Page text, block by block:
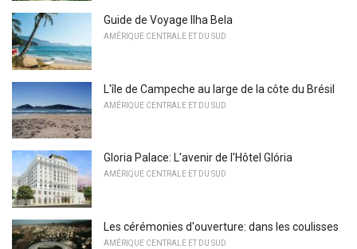
Guide de Voyage Ilha Bela
AMÉRIQUE CENTRALE ET DU SUD
L'île de Campeche au large de la côte du Brésil
AMÉRIQUE CENTRALE ET DU SUD
Gloria Palace: L'avenir de l'Hôtel Glória
AMÉRIQUE CENTRALE ET DU SUD
Les cérémonies d'ouverture: dans les coulisses
AMÉRIQUE CENTRALE ET DU SUD